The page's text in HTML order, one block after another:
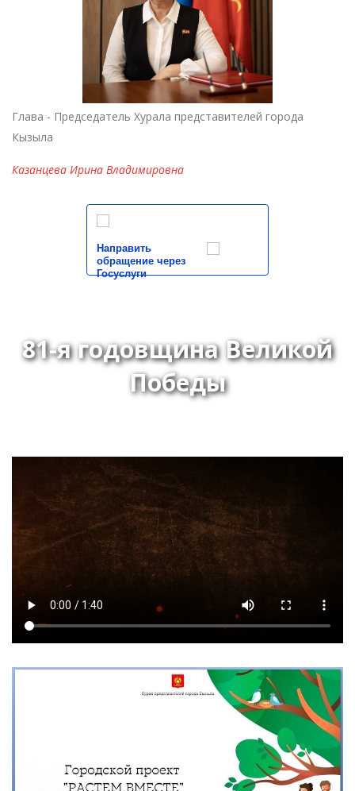
Глава - Председатель Хурала представителей города
Кызыла
Казанцева Ирина Владимировна
Направить
обращение через
Госуслуги
81-я годовщина Великой
Победы